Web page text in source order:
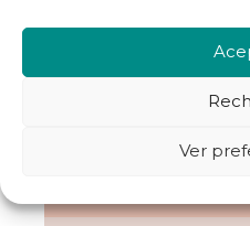
Ver
españolas y
Pobreza y
Desajuste
universitarios.